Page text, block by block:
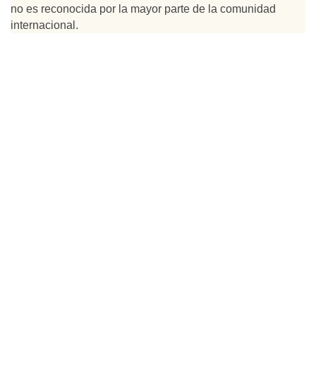
no es reconocida por la mayor parte de la comunidad
internacional.